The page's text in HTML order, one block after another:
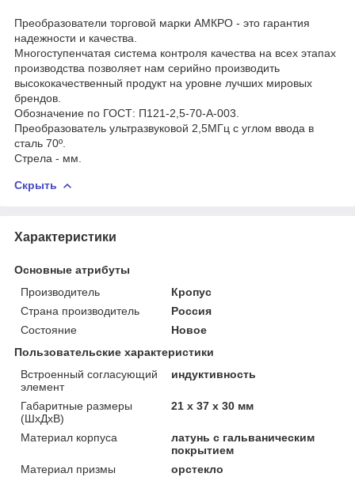
Преобразователи торговой марки АМКРО - это гарантия
надежности и качества.
Многоступенчатая система контроля качества на всех этапах
производства позволяет нам серийно производить
высококачественный продукт на уровне лучших мировых
брендов.
Обозначение по ГОСТ: П121-2,5-70-А-003.
Преобразователь ультразвуковой 2,5МГц с углом ввода в
сталь 70º.
Стрела - мм.
Скрыть
Характеристики
Основные атрибуты
Производитель
Кропус
Страна производитель
Россия
Состояние
Новое
Пользовательские характеристики
Встроенный согласующий
элемент
индуктивность
Габаритные размеры
(ШхДхВ)
21 х 37 х 30 мм
Материал корпуса
латунь с гальваническим
покрытием
Материал призмы
орстекло